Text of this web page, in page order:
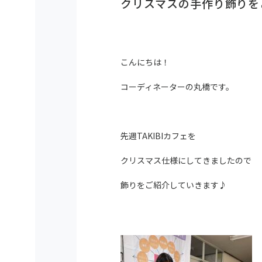
クリスマスの手作り飾り
こんにちは！
コーディネーターの丸橋です。
先週TAKIBIカフェを
クリスマス仕様にしてきましたので
飾りをご紹介していきます♪